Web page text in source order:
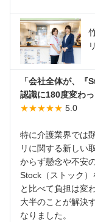
「会社全体が、
認識に180度変わっ
★★★★★ 5.0
特に介護業界では
リに関する新しい
からず懸念や不安
Stock（ストック
と比べて負担は変
大半のことが解決
なりました。